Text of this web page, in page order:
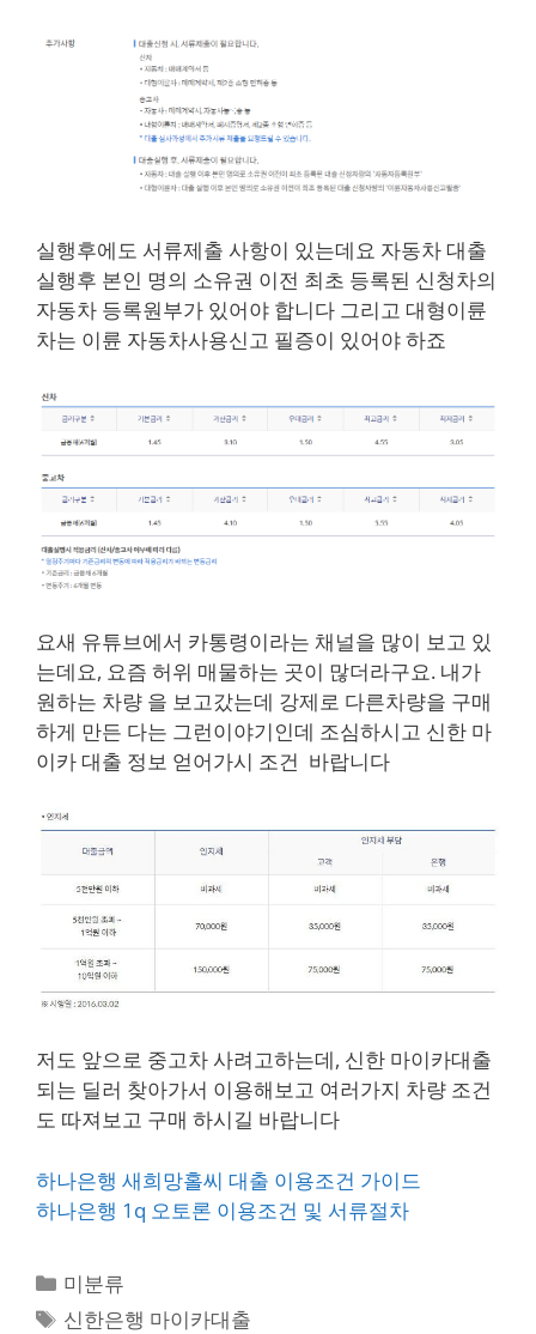
실행후에도 서류제출 사항이 있는데요 자동차 대출
실행후 본인 명의 소유권 이전 최초 등록된 신청차의
자동차 등록원부가 있어야 합니다 그리고 대형이륜
차는 이륜 자동차사용신고 필증이 있어야 하죠
요새 유튜브에서 카통령이라는 채널을 많이 보고 있
는데요, 요즘 허위 매물하는 곳이 많더라구요. 내가
원하는 차량 을 보고갔는데 강제로 다른차량을 구매
하게 만든 다는 그런이야기인데 조심하시고 신한 마
이카 대출 정보 얻어가시 조건 바랍니다
저도 앞으로 중고차 사려고하는데, 신한 마이카대출
되는 딜러 찾아가서 이용해보고 여러가지 차량 조건
도 따져보고 구매 하시길 바랍니다
하나은행 새희망홀씨 대출 이용조건 가이드
하나은행 1q 오토론 이용조건 및 서류절차
Categories
미분류
Tags
신한은행 마이카대출